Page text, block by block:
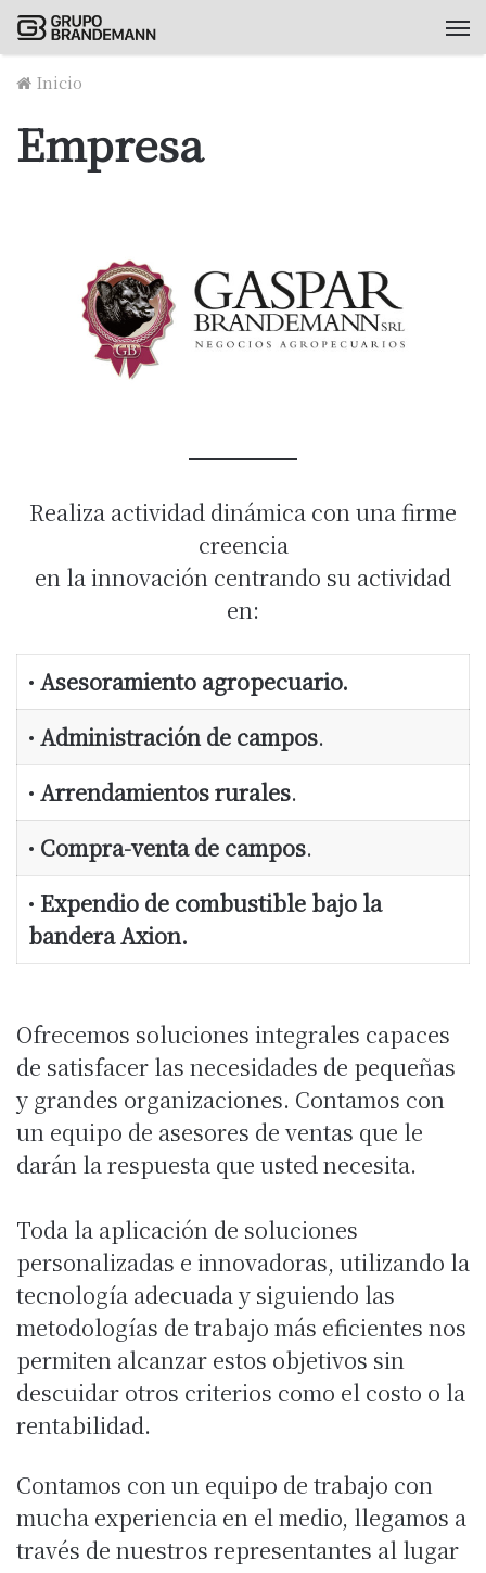
Inicio
Empresa
Realiza actividad dinámica con una firme
creencia
en la innovación centrando su actividad
en:
• Asesoramiento agropecuario.
• Administración de campos.
• Arrendamientos rurales.
• Compra-venta de campos.
• Expendio de combustible bajo la
bandera Axion.
Ofrecemos soluciones integrales capaces
de satisfacer las necesidades de pequeñas
y grandes organizaciones. Contamos con
un equipo de asesores de ventas que le
darán la respuesta que usted necesita.
Toda la aplicación de soluciones
personalizadas e innovadoras, utilizando la
tecnología adecuada y siguiendo las
metodologías de trabajo más eficientes nos
permiten alcanzar estos objetivos sin
descuidar otros criterios como el costo o la
rentabilidad.
Contamos con un equipo de trabajo con
mucha experiencia en el medio, llegamos a
través de nuestros representantes al lugar